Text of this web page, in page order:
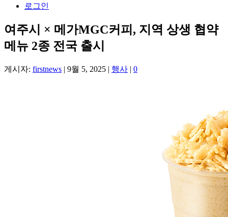
로그인
여주시 × 메가MGC커피, 지역 상생 협약
메뉴 2종 전국 출시
게시자: firstnews | 9월 5, 2025 | 행사 | 0